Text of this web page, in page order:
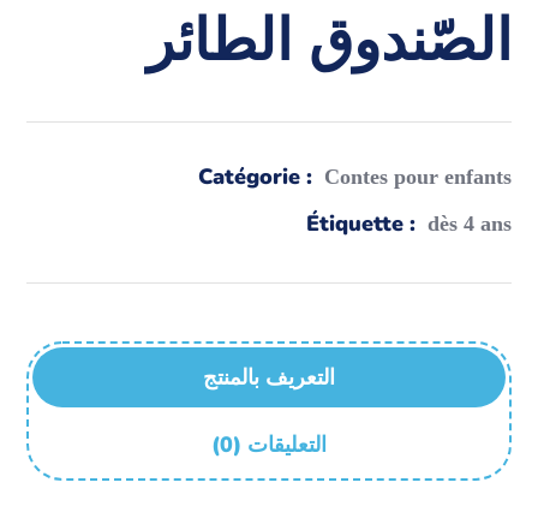
الصّندوق الطائر
Catégorie : Contes pour enfants
Étiquette : dès 4 ans
التعريف بالمنتج
(0) التعليقات